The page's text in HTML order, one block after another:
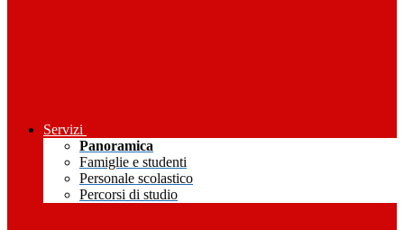
Servizi
Panoramica
Famiglie e studenti
Personale scolastico
Percorsi di studio